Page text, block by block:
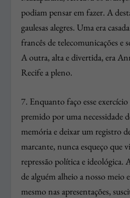
podiam pensar em fazer. A
gaulesas alegres. Uma era
francês de telecomunicações e
A outra, alta e divertida, era
Recife a pleno.
7. Enquanto faço esse
premido por uma necessidade
memória e deixar um registro
marcante, nunca esqueço que
repressão política e ideológica.
de alguém alheio a nosso meio
mesmo nas apresentações,